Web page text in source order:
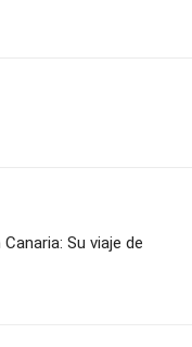
Su viaje de